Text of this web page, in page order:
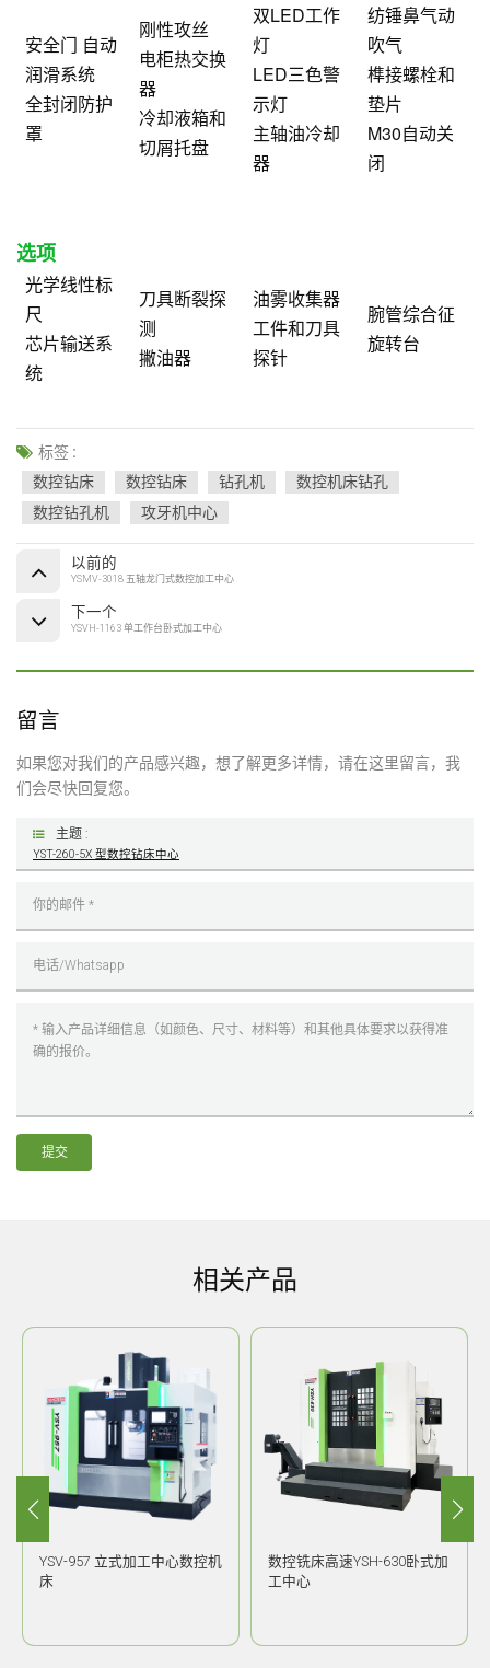
安全门 自动
润滑系统
全封闭防护
罩
刚性攻丝
电柜热交换
器
冷却液箱和
切屑托盘
双LED工作
灯
LED三色警
示灯
主轴油冷却
器
纺锤鼻气动
吹气
榫接螺栓和
垫片
M30自动关
闭
选项
光学线性标
尺
芯片输送系
统
刀具断裂探
测
撇油器
油雾收集器
工件和刀具
探针
腕管综合征
旋转台
标签 :
数控钻床
数控钻床 钻孔机
数控机床钻孔
数控钻孔机
攻牙机中心
以前的
YSMV-3018 五轴龙门式数控加工中心
下一个
YSVH-1163 单工作台卧式加工中心
留言
如果您对我们的产品感兴趣，想了解更多详情，请在这里留言，我
们会尽快回复您。
主题 :
YST-260-5X 型数控钻床中心
提交
相关产品
YSV-957 立式加工中心数控机
床
数控铣床高速YSH-630卧式加
工中心